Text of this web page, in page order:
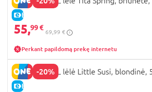
E-KAINA
55,99 €
69,99 €
Perkant papildomą prekę internetu
-20%
E-KAINA
NINES D'ONIL lėlė Little Susi, blondinė,